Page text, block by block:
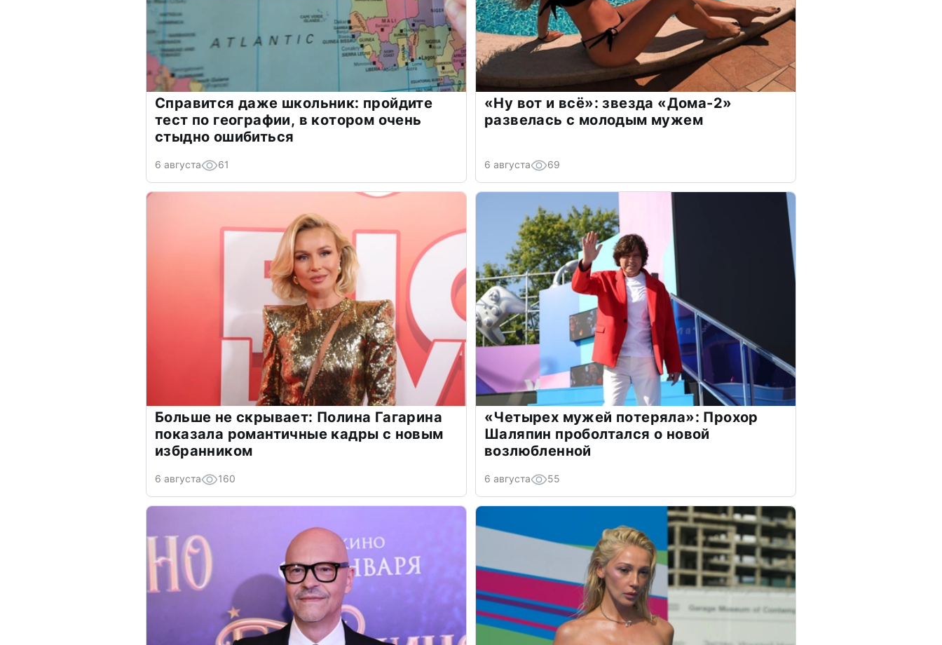
Справится даже школьник: пройдите
тест по географии, в котором очень
стыдно ошибиться
6 августа 61
«Ну вот и всё»: звезда «Дома-2»
развелась с молодым мужем
6 августа 69
Больше не скрывает: Полина Гагарина
показала романтичные кадры с новым
избранником
6 августа 160
«Четырех мужей потеряла»: Прохор
Шаляпин проболтался о новой
возлюбленной
6 августа 55